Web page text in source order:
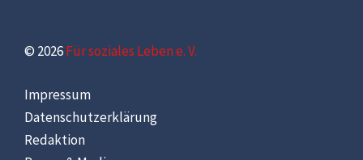
© 2026Für soziales Leben e. V.
Impressum
Datenschutzerklärung
Redaktion